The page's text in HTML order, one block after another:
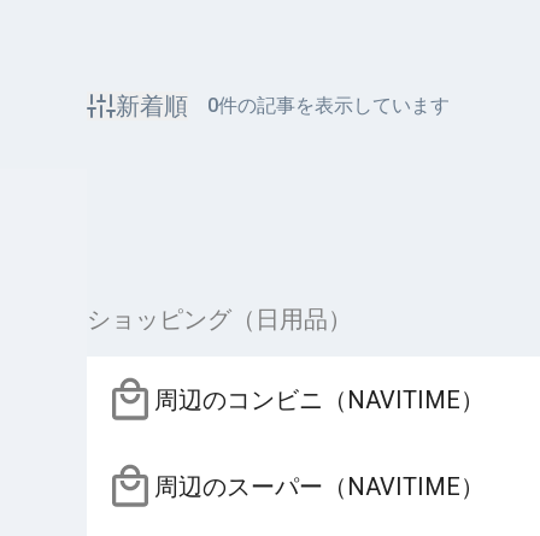
新着順 0件の記事を表示しています
ショッピング（日用品）
周辺のコンビニ（NAVITIME）
周辺のスーパー（NAVITIME）